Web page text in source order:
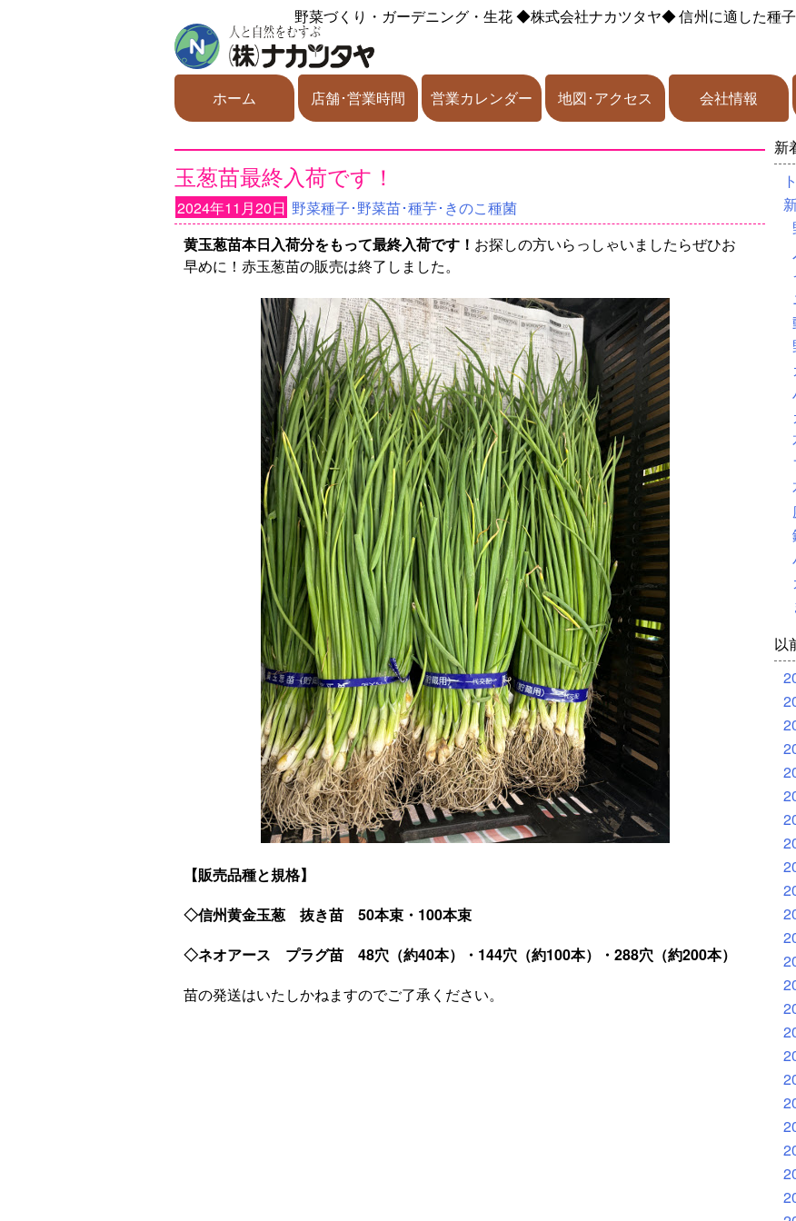
野菜づくり・ガーデニング・生花◆株式会社ナカツタヤ◆信州に適した種
ホーム 店舗･営業時間 営業カレンダー 地図･アクセス 会社情報
玉葱苗最終入荷です！
2024年11月20日 野菜種子･野菜苗･種芋･きのこ種菌
黄玉葱苗本日入荷分をもって最終入荷です！ お探しの方いらっしゃいましたらぜひお
早めに！赤玉葱苗の販売は終了しました。
【販売品種と規格】
◇信州黄金玉葱 抜き苗 50本束・100本束
◇ネオアース プラグ苗 48穴（約40本）・144穴（約100本）・288穴（約200本）
苗の発送はいたしかねますのでご了承ください。
新
以